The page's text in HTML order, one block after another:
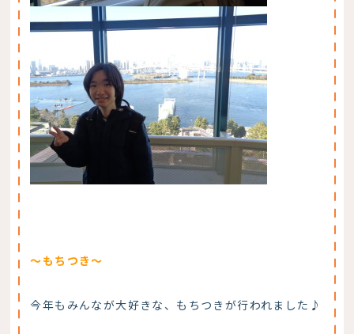
～もちつき～
今年もみんなが大好きな、もちつきが行われました♪